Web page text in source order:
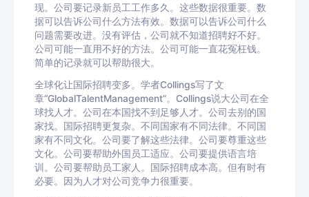
现。公司要记录新员工工作多久。这些数据很重要。数
据可以告诉公司什么方法有效。数据可以告诉公司什么
问题需要改进。没有评估，公司就不知道招聘好不好。
公司可能一直用不好的方法。公司可能一直花冤枉钱。
简单的记录就可以帮助很大。
全球化让国际招聘变多。学者Collings写了文
章“GlobalTalentManagement”。Collings说大公司在全
球找人才。公司在本国找不到足够人才。公司去别的国
家找。国际招聘更复杂。不同国家有不同法律。不同国
家有不同文化。公司要了解这些法律。公司要尊重这些
文化。公司要帮助外国员工适应。公司要提供语言培
训。公司要帮助员工家人。国际招聘成本高。但有时有
必要。因为人才对公司竞争力很重要。